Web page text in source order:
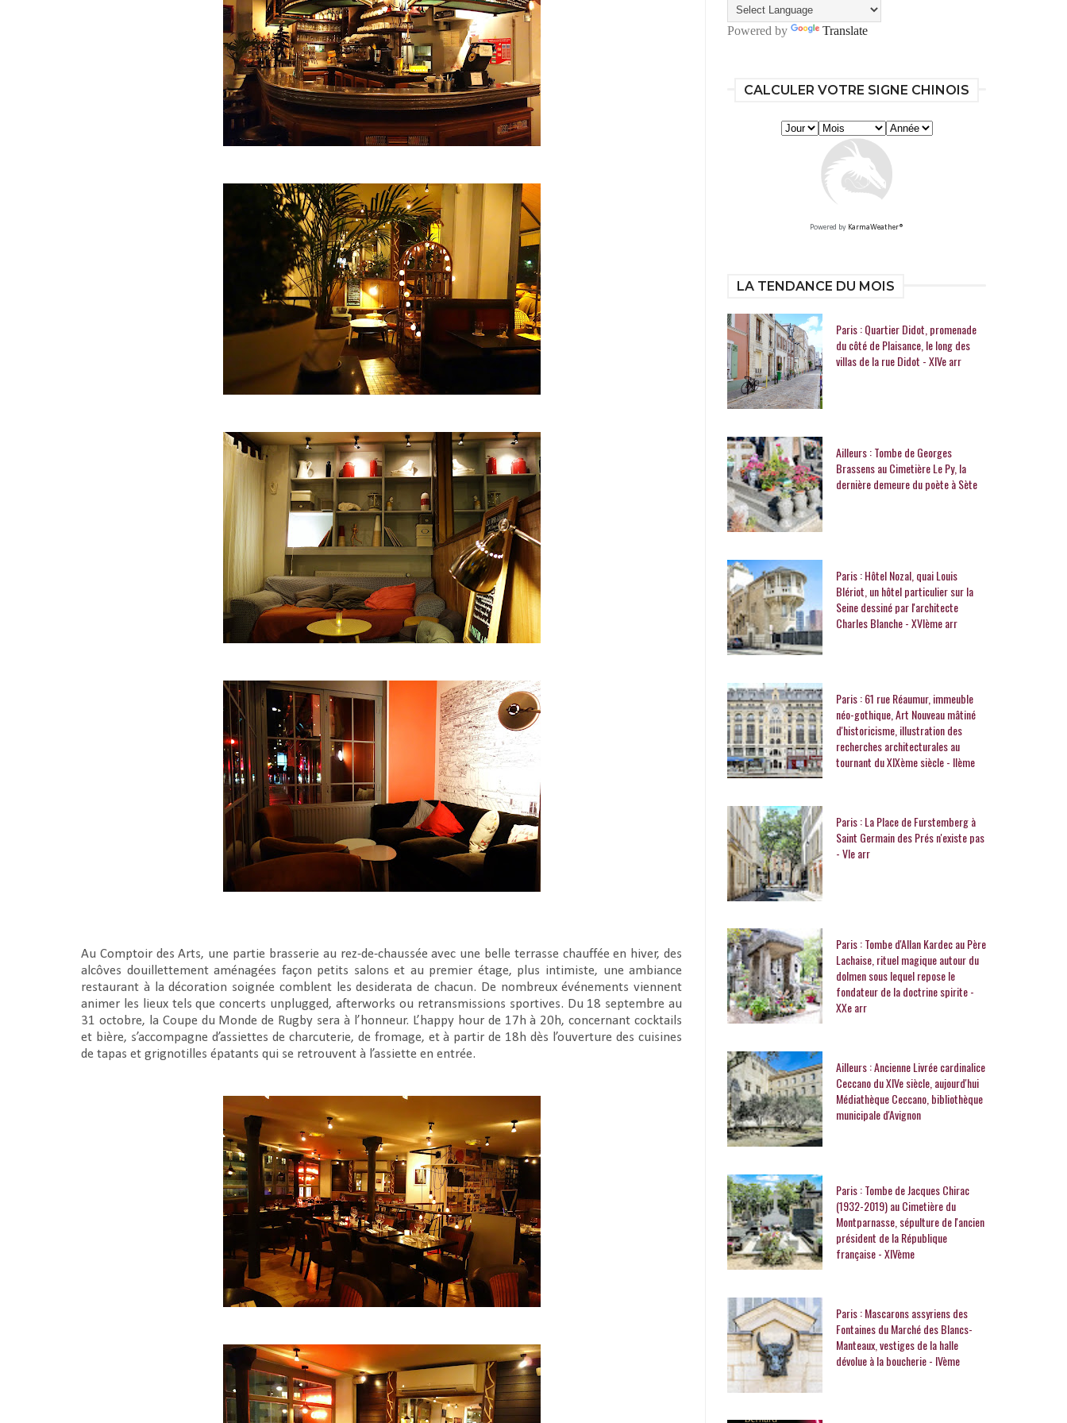
Au Comptoir des Arts, une partie brasserie au rez-de-chaussée avec une belle terrasse chauffée en hiver, des
alcôves douillettement aménagées façon petits salons et au premier étage, plus intimiste, une ambiance
restaurant à la décoration soignée comblent les desiderata de chacun. De nombreux événements viennent
animer les lieux tels que concerts unplugged, afterworks ou retransmissions sportives. Du 18 septembre au
31 octobre, la Coupe du Monde de Rugby sera à l’honneur. L’happy hour de 17h à 20h, concernant cocktails
et bière, s’accompagne d’assiettes de charcuterie, de fromage, et à partir de 18h dès l’ouverture des cuisines
de tapas et grignotilles épatants qui se retrouvent à l’assiette en entrée.
Powered by Translate
CALCULER VOTRE SIGNE CHINOIS
Powered by KarmaWeather®
LA TENDANCE DU MOIS
Paris : Quartier Didot, promenade
du côté de Plaisance, le long des
villas de la rue Didot - XIVe arr
Ailleurs : Tombe de Georges
Brassens au Cimetière Le Py, la
dernière demeure du poète à Sète
Paris : Hôtel Nozal, quai Louis
Blériot, un hôtel particulier sur la
Seine dessiné par l'architecte
Charles Blanche - XVIème arr
Paris : 61 rue Réaumur, immeuble
néo-gothique, Art Nouveau mâtiné
d'historicisme, illustration des
recherches architecturales au
tournant du XIXème siècle - IIème
Paris : La Place de Furstemberg à
Saint Germain des Prés n'existe pas
- VIe arr
Paris : Tombe d'Allan Kardec au Père
Lachaise, rituel magique autour du
dolmen sous lequel repose le
fondateur de la doctrine spirite -
XXe arr
Ailleurs : Ancienne Livrée cardinalice
Ceccano du XIVe siècle, aujourd'hui
Médiathèque Ceccano, bibliothèque
municipale d'Avignon
Paris : Tombe de Jacques Chirac
(1932-2019) au Cimetière du
Montparnasse, sépulture de l'ancien
président de la République
française - XIVème
Paris : Mascarons assyriens des
Fontaines du Marché des Blancs-
Manteaux, vestiges de la halle
dévolue à la boucherie - IVème